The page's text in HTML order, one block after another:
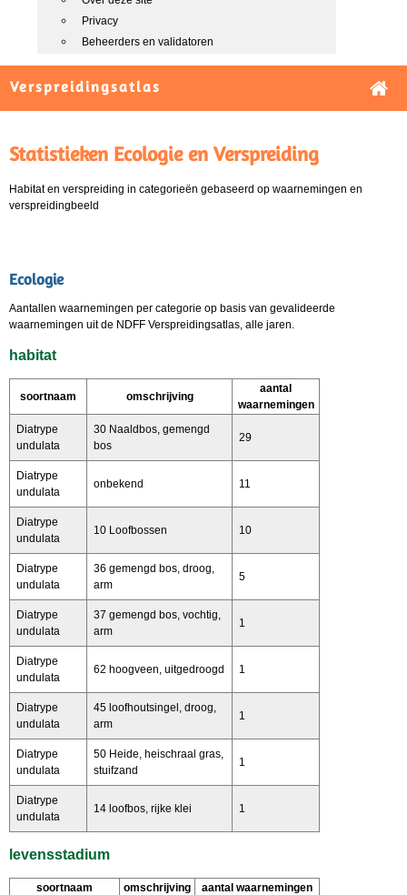
Privacy
Beheerders en validatoren
Verspreidingsatlas
Statistieken Ecologie en Verspreiding
Habitat en verspreiding in categorieën gebaseerd op waarnemingen en
verspreidingbeeld
Ecologie
Aantallen waarnemingen per categorie op basis van gevalideerde
waarnemingen uit de NDFF Verspreidingsatlas, alle jaren.
habitat
soortnaam omschrijving
aantal
waarnemingen
Diatrype
undulata
30 Naaldbos, gemengd
bos
29
Diatrype
undulata
onbekend 11
Diatrype
undulata
10 Loofbossen 10
Diatrype
undulata
36 gemengd bos, droog,
arm
5
Diatrype
undulata
37 gemengd bos, vochtig,
arm
1
Diatrype
undulata
62 hoogveen, uitgedroogd 1
Diatrype
undulata
45 loofhoutsingel, droog,
arm
1
Diatrype
undulata
50 Heide, heischraal gras,
stuifzand
1
Diatrype
undulata
14 loofbos, rijke klei 1
levensstadium
soortnaam omschrijving
aantal waarnemingen